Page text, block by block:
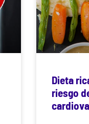
Dieta
riesgo